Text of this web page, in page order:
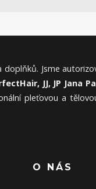
Jsme
JJ, JP Jana
pleťovou a
O NÁS